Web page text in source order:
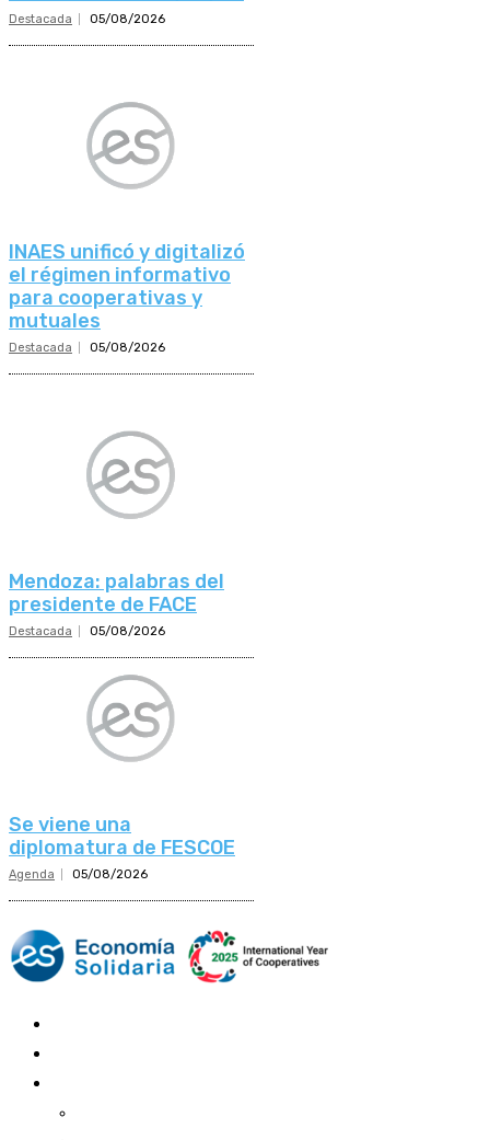
Destacada 05/08/2026
INAES unificó y digitalizó
el régimen informativo
para cooperativas y
mutuales
Destacada 05/08/2026
Mendoza: palabras del
presidente de FACE
Destacada 05/08/2026
Se viene una
diplomatura de FESCOE
Agenda 05/08/2026